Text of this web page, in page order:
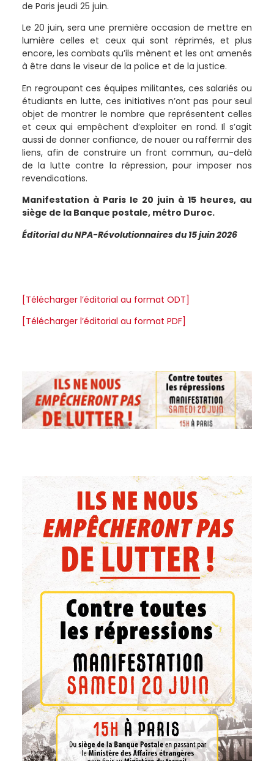
de Paris jeudi 25 juin.
Le 20 juin, sera une première occasion de mettre en
lumière celles et ceux qui sont réprimés, et plus
encore, les combats qu’ils mènent et les ont amenés
à être dans le viseur de la police et de la justice.
En regroupant ces équipes militantes, ces salariés ou
étudiants en lutte, ces initiatives n’ont pas pour seul
objet de montrer le nombre que représentent celles
et ceux qui empêchent d’exploiter en rond. Il s’agit
aussi de donner confiance, de nouer ou raffermir des
liens, afin de construire un front commun, au-delà
de la lutte contre la répression, pour imposer nos
revendications.
Manifestation à Paris le 20 juin à 15 heures, au
siège de la Banque postale, métro Duroc.
Éditorial du NPA-Révolutionnaires du 15 juin 2026
[Télécharger l’éditorial au format ODT]
[Télécharger l’éditorial au format PDF]